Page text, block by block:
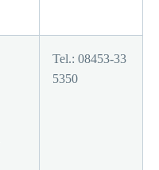
Tel.: 08453-33
5350